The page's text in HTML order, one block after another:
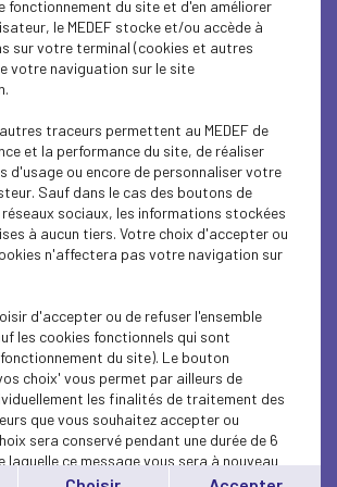
fonctionnement du site et d'en améliorer
le MEDEF stocke et/ou accède à
sur votre terminal (cookies et autres
votre naviguation sur le site
traceurs permettent au MEDEF de
et la performance du site, de réaliser
d'usage ou encore de personnaliser votre
Sauf dans le cas des boutons de
sociaux, les informations stockées
à aucun tiers. Votre choix d'accepter ou
n'affectera pas votre navigation sur
d'accepter ou de refuser l'ensemble
les cookies fonctionnels qui sont
du site). Le bouton
choix' vous permet par ailleurs de
les finalités de traitement des
que vous souhaitez accepter ou
sera conservé pendant une durée de 6
laquelle ce message vous sera à nouveau